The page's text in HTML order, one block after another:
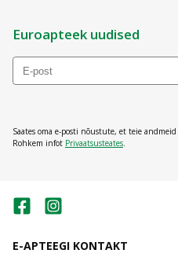
Euroapteek uudised
Saates oma e-posti nõustute, et teie
Rohkem infot Privaatsusteates.
E-APTEEGI KONTAKT